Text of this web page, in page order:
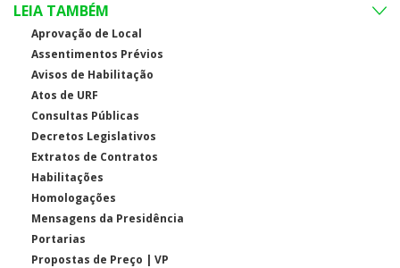
LEIA TAMBÉM
Aprovação de Local
Assentimentos Prévios
Avisos de Habilitação
Atos de URF
Consultas Públicas
Decretos Legislativos
Extratos de Contratos
Habilitações
Homologações
Mensagens da Presidência
Portarias
Propostas de Preço | VP